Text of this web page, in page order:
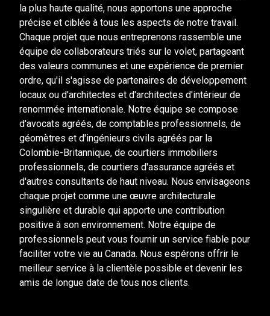
la plus haute qualité, nous apportons une approche
précise et ciblée à tous les aspects de notre travail.
Chaque projet que nous entreprenons rassemble une
équipe de collaborateurs triés sur le volet, partageant
des valeurs communes et une expérience de premier
ordre, qu'il s'agisse de partenaires de développement
locaux ou d'architectes et d'architectes d'intérieur de
renommée internationale. Notre équipe se compose
d'avocats agréés, de comptables professionnels, de
géomètres et d'ingénieurs civils agréés par la
Colombie-Britannique, de courtiers immobiliers
professionnels, de courtiers d'assurance agréés et
d'autres consultants de haut niveau. Nous envisageons
chaque projet comme une œuvre architecturale
singulière et durable qui apporte une contribution
positive à son environnement. Notre équipe de
professionnels peut vous fournir un service fiable pour
faciliter votre vie au Canada. Nous espérons offrir le
meilleur service à la clientèle possible et devenir les
amis de longue date de tous nos clients.